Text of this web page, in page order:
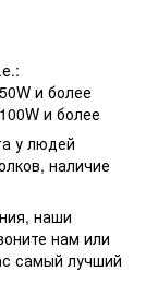
и более
и более
у людей
наличие
наши
нам или
самый лучший